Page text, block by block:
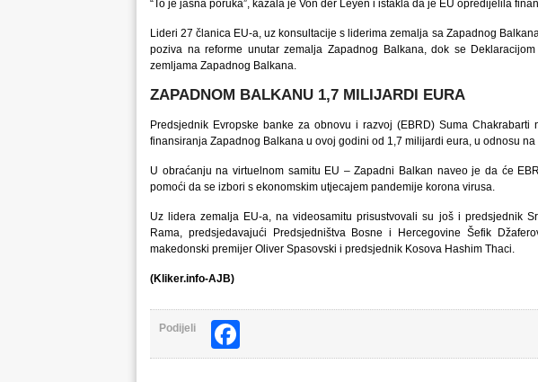
“To je jasna poruka”, kazala je Von der Leyen i istakla da je EU opredijelila
Lideri 27 članica EU-a, uz konsultacije s liderima zemalja sa Zapadnog
poziva na reforme unutar zemalja Zapadnog Balkana, dok se
zemljama Zapadnog Balkana.
ZAPADNOM BALKANU 1,7 MILIJARDI EURA
Predsjednik Evropske banke za obnovu i razvoj (EBRD) Suma
finansiranja Zapadnog Balkana u ovoj godini od 1,7 milijardi eura, u odnosu
U obraćanju na virtuelnom samitu EU – Zapadni Balkan naveo je da će
pomoći da se izbori s ekonomskim utjecajem pandemije korona virusa.
Uz lidera zemalja EU-a, na videosamitu prisustvovali su još i predsjednik
Rama, predsjedavajući Predsjedništva Bosne i Hercegovine Šefik
makedonski premijer Oliver Spasovski i predsjednik Kosova Hashim Thaci.
(Kliker.info-AJB)
Podijeli